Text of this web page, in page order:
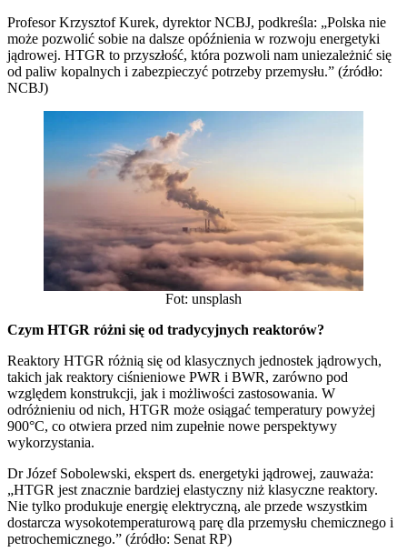
Profesor Krzysztof Kurek, dyrektor NCBJ, podkreśla: „Polska nie
może pozwolić sobie na dalsze opóźnienia w rozwoju energetyki
jądrowej. HTGR to przyszłość, która pozwoli nam uniezależnić się
od paliw kopalnych i zabezpieczyć potrzeby przemysłu.” (źródło:
NCBJ)
Fot: unsplash
Czym HTGR różni się od tradycyjnych reaktorów?
Reaktory HTGR różnią się od klasycznych jednostek jądrowych,
takich jak reaktory ciśnieniowe PWR i BWR, zarówno pod
względem konstrukcji, jak i możliwości zastosowania. W
odróżnieniu od nich, HTGR może osiągać temperatury powyżej
900°C, co otwiera przed nim zupełnie nowe perspektywy
wykorzystania.
Dr Józef Sobolewski, ekspert ds. energetyki jądrowej, zauważa:
„HTGR jest znacznie bardziej elastyczny niż klasyczne reaktory.
Nie tylko produkuje energię elektryczną, ale przede wszystkim
dostarcza wysokotemperaturową parę dla przemysłu chemicznego i
petrochemicznego.” (źródło: Senat RP)